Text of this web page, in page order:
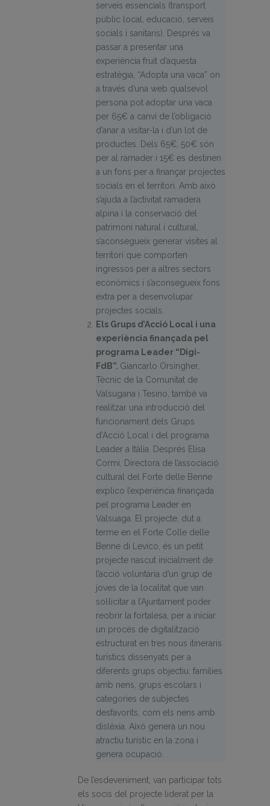
serveis essencials (transport
públic local, educació, serveis
socials i sanitaris). Després va
passar a presentar una
experiència fruit d’aquesta
estratègia, “Adopta una vaca” on
a través d’una web qualsevol
persona pot adoptar una vaca
per 65€ a canvi de l’obligació
d’anar a visitar-la i d’un lot de
productes. Dels 65€, 50€ són
per al ramader i 15€ es destinen
a un fons per a finançar projectes
socials en el territori. Amb això
s’ajuda a l’activitat ramadera
alpina i la conservació del
patrimoni natural i cultural,
s’aconsegueix generar visites al
territori que comporten
ingressos per a altres sectors
econòmics i s’aconsegueix fons
extra per a desenvolupar
projectes socials.
Els Grups d’Acció Local i una
experiència finançada pel
programa Leader “Digi-
FdB”. Giancarlo Orsingher,
Tècnic de la Comunitat de
Valsugana i Tesino, també va
realitzar una introducció del
funcionament dels Grups
d’Acció Local i del programa
Leader a Itàlia. Després Elisa
Cormi, Directora de l’associació
cultural del Forte delle Benne
explico l’experiència finançada
pel programa Leader en
Valsuaga. El projecte, dut a
terme en el Forte Colle delle
Benne di Levico, és un petit
projecte nascut inicialment de
l’acció voluntària d’un grup de
joves de la localitat que van
sol·licitar a l’Ajuntament poder
reobrir la fortalesa, per a iniciar
un procés de digitalització
estructurat en tres nous itineraris
turístics dissenyats per a
diferents grups objectiu: famílies
amb nens, grups escolars i
categories de subjectes
desfavorits, com els nens amb
dislèxia. Això genera un nou
atractiu turístic en la zona i
genera ocupació.
De l’esdeveniment, van participar tots
els socis del projecte liderat per la